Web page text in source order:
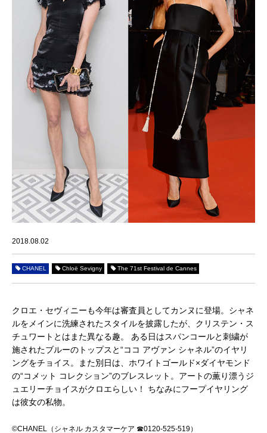
2018.08.02
CHANEL Chloë Sevigny The 71st Festival de Cannes
クロエ・セヴィニーも今年は審査員としてカンヌに登場。シャネ
ルをメインに洗練されたスタイルを披露したが、クリステン・ス
チュワートとはまた異なる趣。 ある日はスパンコールと刺繍が
施されたブルーのトップスと“ココ アヴァン シャネル”のイヤリ
ングをチョイス。また別日は、ホワイトゴールド×ダイヤモンド
の“コメット コレクション”のブレスレット。アートの薫り漂うジ
ュエリーチョイスがクロエらしい！ ちなみにフープイヤリング
は彼女の私物。
©CHANEL（シャネル カスタマーケア ☎0120-525-519）